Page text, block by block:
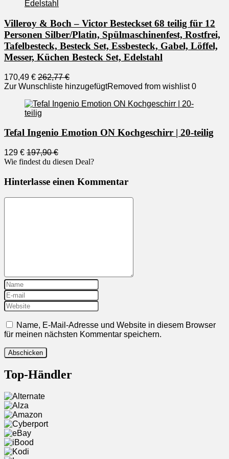
Villeroy & Boch – Victor Besteckset 68 teilig für 12
Personen Silber/Platin, Spülmaschinenfest, Rostfrei,
Tafelbesteck, Besteck Set, Essbesteck, Gabel, Löffel,
Messer, Küchen Besteck Set, Edelstahl
170,49 € 262,77 €
Zur Wunschliste hinzugefügtRemoved from wishlist 0
Tefal Ingenio Emotion ON Kochgeschirr | 20-teilig
129 € 197,90 €
Wie findest du diesen Deal?
Hinterlasse einen Kommentar
Name, E-Mail-Adresse und Website in diesem Browser
für meinen nächsten Kommentar speichern.
Top-Händler